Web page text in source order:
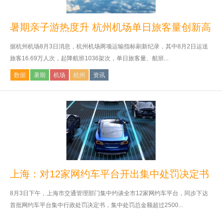
暑期亲子游热度升 杭州机场单日旅客量创新高
据杭州机场8月3日消息，杭州机场两项运输指标刷新纪录，其中8月2日运送
旅客16.69万人次，起降航班1036架次，单日旅客量、航班...
数据 暑期 机场 杭州 资讯
上海：对12家网约车平台开出集中处罚决定书
8月3日下午，上海市交通管理部门集中约谈全市12家网约车平台，同步下达
首批网约车平台集中行政处罚决定书，集中处罚总金额超过2500...